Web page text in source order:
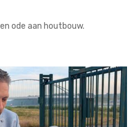
ode aan houtbouw.